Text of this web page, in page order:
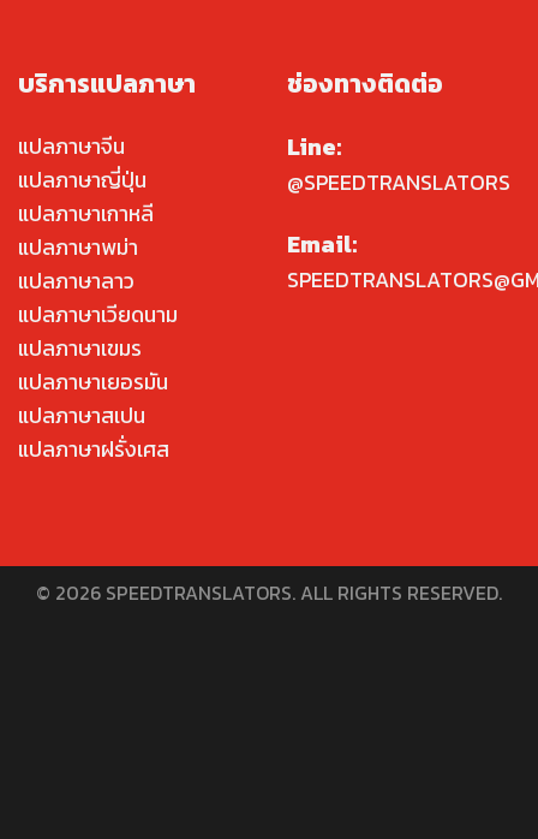
บริการแปลภาษา
แปลภาษาจีน
แปลภาษาญี่ปุ่น
แปลภาษาเกาหลี
แปลภาษาพม่า
แปลภาษาลาว
แปลภาษาเวียดนาม
แปลภาษาเขมร
แปลภาษาเยอรมัน
แปลภาษาสเปน
แปลภาษาฝรั่งเศส
ช่องทางติดต่อ
Line:
@SPEEDTRANSLATORS
Email:
© 2026 SPEEDTRANSLATORS. ALL RIGHTS RESERVED.